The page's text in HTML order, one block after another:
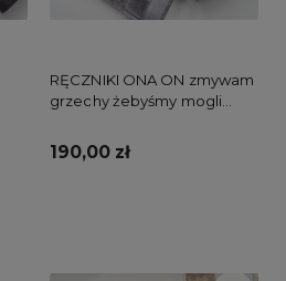
RĘCZNIKI ONA ON zmywam
grzechy żebyśmy mogli
190,00 zł